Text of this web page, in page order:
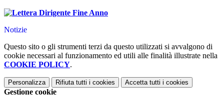
Notizie
Questo sito o gli strumenti terzi da questo utilizzati si avvalgono di
cookie necessari al funzionamento ed utili alle finalità illustrate nella
COOKIE POLICY.
Personalizza Rifiuta tutti i cookies Accetta tutti i cookies
Gestione cookie